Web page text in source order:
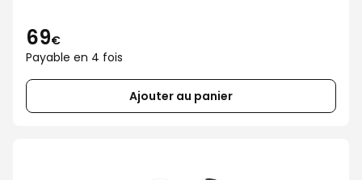
69€
Payable en 4 fois
Ajouter au panier